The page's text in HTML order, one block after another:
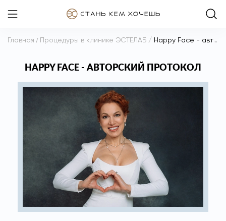
Главная / Процедуры в клинике ЭСТЕЛАБ / Happy Face - авторский протокол
HAPPY FACE - АВТОРСКИЙ ПРОТОКОЛ